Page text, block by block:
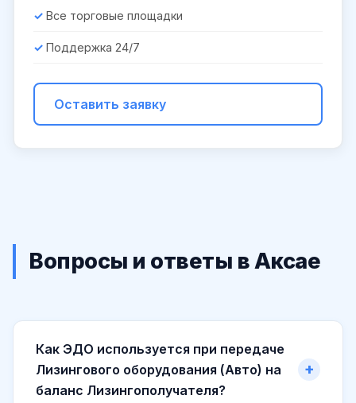
Все торговые площадки
Поддержка 24/7
Оставить заявку
Вопросы и ответы в Аксае
Как ЭДО используется при передаче
Лизингового оборудования (Авто) на
баланс Лизингополучателя?